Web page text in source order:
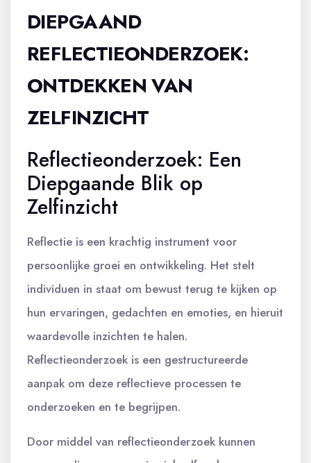
DIEPGAAND
REFLECTIEONDERZOEK:
ONTDEKKEN VAN
ZELFINZICHT
Reflectieonderzoek: Een
Diepgaande Blik op
Zelfinzicht
Reflectie is een krachtig instrument voor
persoonlijke groei en ontwikkeling. Het stelt
individuen in staat om bewust terug te kijken op
hun ervaringen, gedachten en emoties, en hieruit
waardevolle inzichten te halen.
Reflectieonderzoek is een gestructureerde
aanpak om deze reflectieve processen te
onderzoeken en te begrijpen.
Door middel van reflectieonderzoek kunnen